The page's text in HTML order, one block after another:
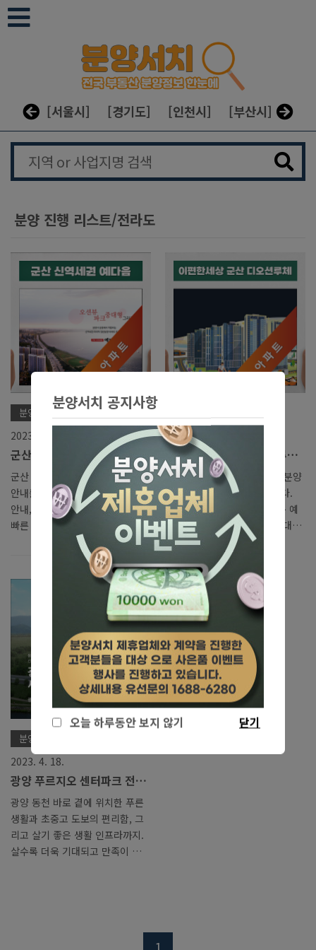
분양서치 공지사항
오늘 하루동안 보지 않기 닫기
본문 바로가기
[서울시] [경기도] [인천시] [부산시] [대
분양 진행 리스트/전라도
분양 진행 리스트/전라도
2023. 5. 2.
군산 신역세권 예다음 아파트
분양가 모델하우스 안내
군산 신역세권 예다음 분양정보
안내를 도와드리겠습니다. 분양가
안내, 모델하우스 위치 문의 등,
빠른 상담을 원하시면 대표번호로
연락주세요. 전문 상담원이 친절
한 안내를 도와드립니다. 예다음
이라는 브랜드가 생소하신 분들도
있을수 있습니다. 예다음 브랜드
는 주로 전라북도 전라남도 등 에
서 많은 시공을 완성하였던 브랜
드 입니다. 여기에 평창, 대전, 김
천, 구미, 의정부, 인천 등 점점
그 사업영역을 확대해 나가고 있
는 브랜드 입니다. 해당 사업지는
전라북도 군산시 내흥동 1019 번
지 위치하고 있습니다. 지하 1층
부터 지상 25층 까지 설계되며 전
체 세대수는 569세대 입니다. 입
주 예정일은 2025년 10월 입니
다. 군산 신역세권 예다음은 파격
적인 계약조건으로 눈길을 끌고
있습니다. 먼저 하나씩 살펴..
2023. 4. 27.
이편한세상 군산 디오션루체
아름다운 뷰가 보이는 아파트
이편한세상 군산 디오션루체 분양
정보 안내를 도와드리겠습니다.
분양가 문의, 모델하우스 방문 예
약 등, 빠른 상담을 원하시면 대표
번호로 연락주세요. 전문상담원이
친절한 안내를 도와드리겠습니다.
이번에 소개드릴 사업지는 전라북
도 군산시 구암동에 위치하여 있
습니다. 건축규모는 지하 2층 ~ 지
상 29층 , 총 8개동 으로 구성되어
있습니다. 입주는 2025년 7월 예
정이고, 전체 세대수는 800여 세
대 입니다. 이편한세상 브랜드 말
이 필요없습니다. 대한민국 사람
이라면 누구나 아는 1군 건설사
입니다. 이번에 대림건설 에서 DL
확실한 대한민국 1군 브랜드 입지
분양 진행 리스트/전라도
2023. 4. 18.
광양 푸르지오 센터파크 전라
남도 아파트 분양정보, 입지
안내
광양 동천 바로 곁에 위치한 푸른
생활과 초중고 도보의 편리함, 그
리고 살기 좋은 생활 인프라까지.
살수록 더욱 기대되고 만족이 드